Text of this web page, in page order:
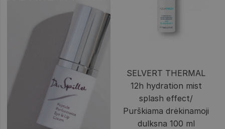
SELVERT THERMAL
12h hydration mist
splash effect/
Purškiama drėkinamoji
dulksna 100 ml